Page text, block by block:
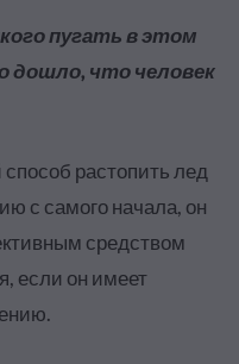
пугать в этом
дошло, что человек
растопить лед
с самого начала, он
средством
если он имеет